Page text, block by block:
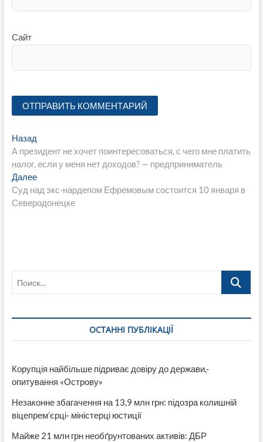
Сайт
Навигация
по
записям
НазадПредыдущая
запись:
А президент не хочет поинтересоваться, с чего мне платить
налог, если у меня нет доходов? — предприниматель
ДалееСледующая
запись:
Суд над экс-нардепом Ефремовым состоится 10 января в
Северодонецке
Поиск…
ОСТАННІ ПУБЛІКАЦІЇ
Корупція найбільше підриває довіру до держави,-
опитування «Острову»
Незаконне збагачення на 13,9 млн грн: підозра колишній
віцепрем’єрці- міністерці юстиції
Майже 21 млн грн необґрунтованих активів: ДБР